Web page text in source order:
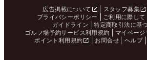
広告掲載について スタッフ募集
プライバシーポリシー
ご利用に際して
ガイドライン
特定商取引法に基
ゴルフ場予約サービス利用規約
マイペー
ポイント利用規約
お問合せ ヘルプ